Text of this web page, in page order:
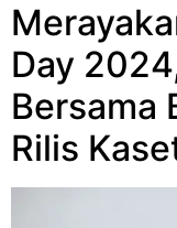
Day
Bersama
Rilis